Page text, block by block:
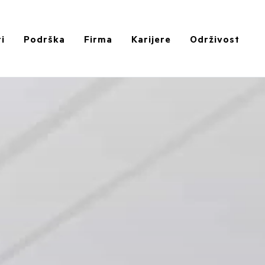
Podrška Firma Karijere Održivost